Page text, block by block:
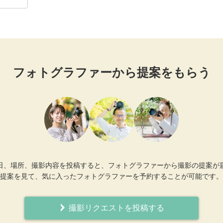
フォトグラファーから提案をもらう
、場所、撮影内容を投稿すると、フォトグラファーから撮影の提案が
提案を見て、気に入ったフォトグラファーを予約することが可能です。
撮影リクエストを投稿する